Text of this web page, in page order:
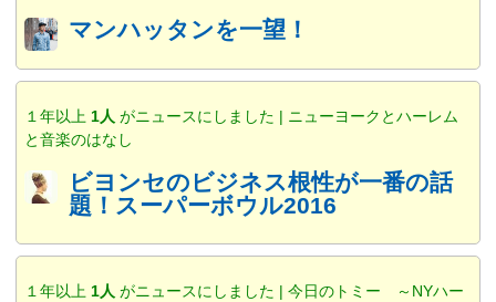
マンハッタンを一望！
１年以上 1人 がニュースにしました | ニューヨークとハーレム
と音楽のはなし
ビヨンセのビジネス根性が一番の話
題！スーパーボウル2016
１年以上 1人 がニュースにしました | 今日のトミー ～NYハー